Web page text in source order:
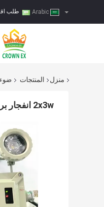
طلب
منزل المنتجات
2x3w انفجار برهان في حالات الطوارئ أضواء الخروج تسجيل رأس مزدوج قابلة لإعادة الشحن